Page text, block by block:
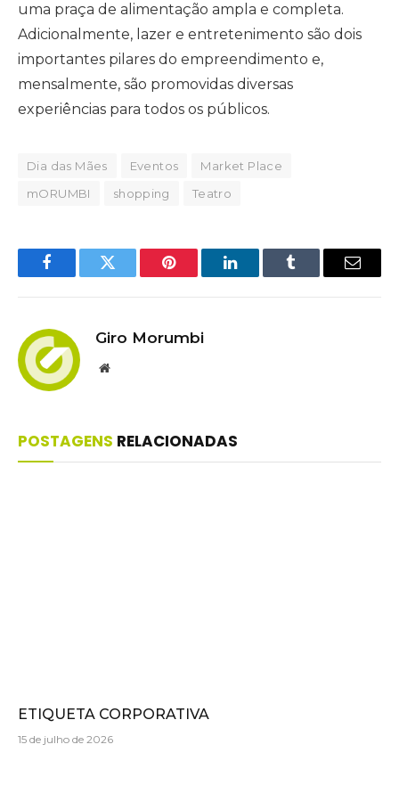
uma praça de alimentação ampla e completa.
Adicionalmente, lazer e entretenimento são dois
importantes pilares do empreendimento e,
mensalmente, são promovidas diversas
experiências para todos os públicos.
Dia das Mães Eventos
Market Place
mORUMBI
shopping Teatro
FacebookTwitter Pinterest LinkedInTumblr Email
Giro Morumbi
Website
POSTAGENS RELACIONADAS
ETIQUETA CORPORATIVA
15 de julho de 2026